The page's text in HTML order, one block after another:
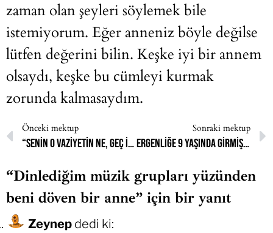
zaman olan şeyleri söylemek bile
istemiyorum. Eğer anneniz böyle değilse
lütfen değerini bilin. Keşke iyi bir annem
olsaydı, keşke bu cümleyi kurmak
zorunda kalmasaydım.
Önceki mektup
“Senin o vaziyetin ne, geç içeriye!”
Sonraki mektup
Ergenliğe 9 yaşında girmiştim ve annem hep “ne zaman kapanacaksın” diye sorardı
“Dinlediğim müzik grupları yüzünden
beni döven bir anne” için bir yanıt
Zeynep dedi ki: